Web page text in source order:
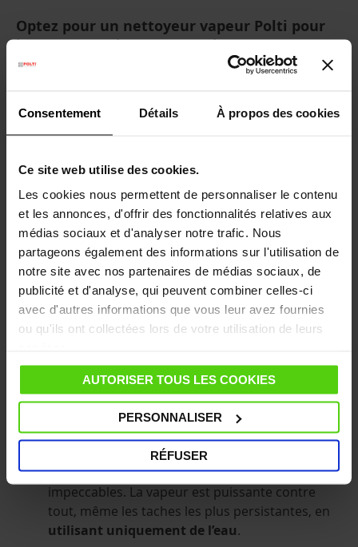
Consentement Détails À propos des cookies
Ce site web utilise des cookies.
Les cookies nous permettent de personnaliser le contenu
et les annonces, d'offrir des fonctionnalités relatives aux
médias sociaux et d'analyser notre trafic. Nous
partageons également des informations sur l'utilisation de
notre site avec nos partenaires de médias sociaux, de
publicité et d'analyse, qui peuvent combiner celles-ci
avec d'autres informations que vous leur avez fournies
ou qu'ils ont collectées lors de votre utilisation de leurs
AUTORISER TOUS LES COOKIES
PERSONNALISER
RÉFUSER
Optez pour un nettoyeur vapeur Polti pour
le nettoyage de votre carrelage
Chez vous, vous souhaitez un intérieur étincelant
produitsPolti. Redonnez brillance et propreté à votre
carrelage grâce à ces appareils de
La gamme Polti Vaporetto vous propose différents
modèles de nettoyeurs et balais vapeur qui
permettent d'offrir les bienfaits suivants :
Dégraissage efficace :lavapeur chaude
élimine efficacement les dépôts de graisse
laissant un endroit propre.
Élimination des taches tenaces :Que ce soit
savon ou d’autres impuretés, lenettoyeur
vapeurPolti est efficace pour les déloger de
votre revêtement carrelé.
Aucun usage de produits :Pas besoin de
produits de ménage, qu’ils soient chimiques ou
naturels, pour obtenir des surfaces
impeccables. La vapeur est puissante contre
tout, même les taches les plus persistantes, en
utilisant uniquement de l’eau.